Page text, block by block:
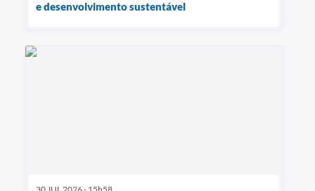
e desenvolvimento sustentável